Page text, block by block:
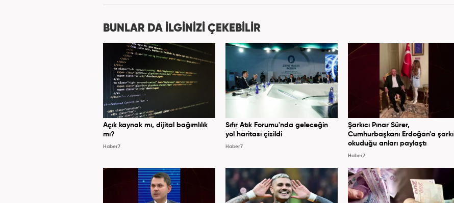
Haber7.com'da mesleki hayatına devam etmektedir.
BUNLAR DA İLGİNİZİ ÇEKEBİLİR
Açık kaynak mı, dijital bağımlılık
mı?
Haber7
Sıfır Atık Forumu'nda geleceğin
yol haritası çizildi
Haber7
Şarkıcı Pınar Sürer,
Cumhurbaşkanı Erdoğan'a şarkı
okuduğu anları paylaştı
Haber7